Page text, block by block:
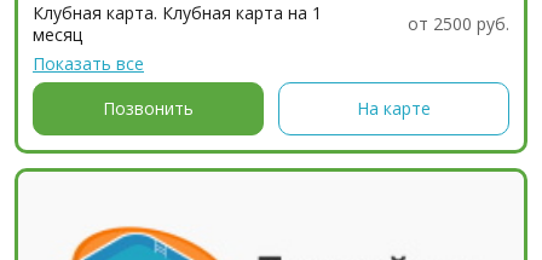
Клубная карта. Клубная карта на 1
месяц
от 2500 руб.
Показать все
Позвонить
На карте